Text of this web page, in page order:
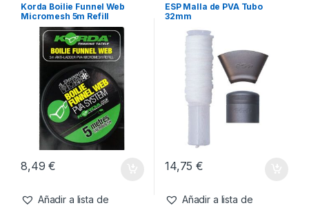
Korda Boilie Funnel Web
Micromesh 5m Refill
8,49€
Añadir a lista de
ESP Malla de PVA Tubo
32mm
14,75€
Añadir a lista de